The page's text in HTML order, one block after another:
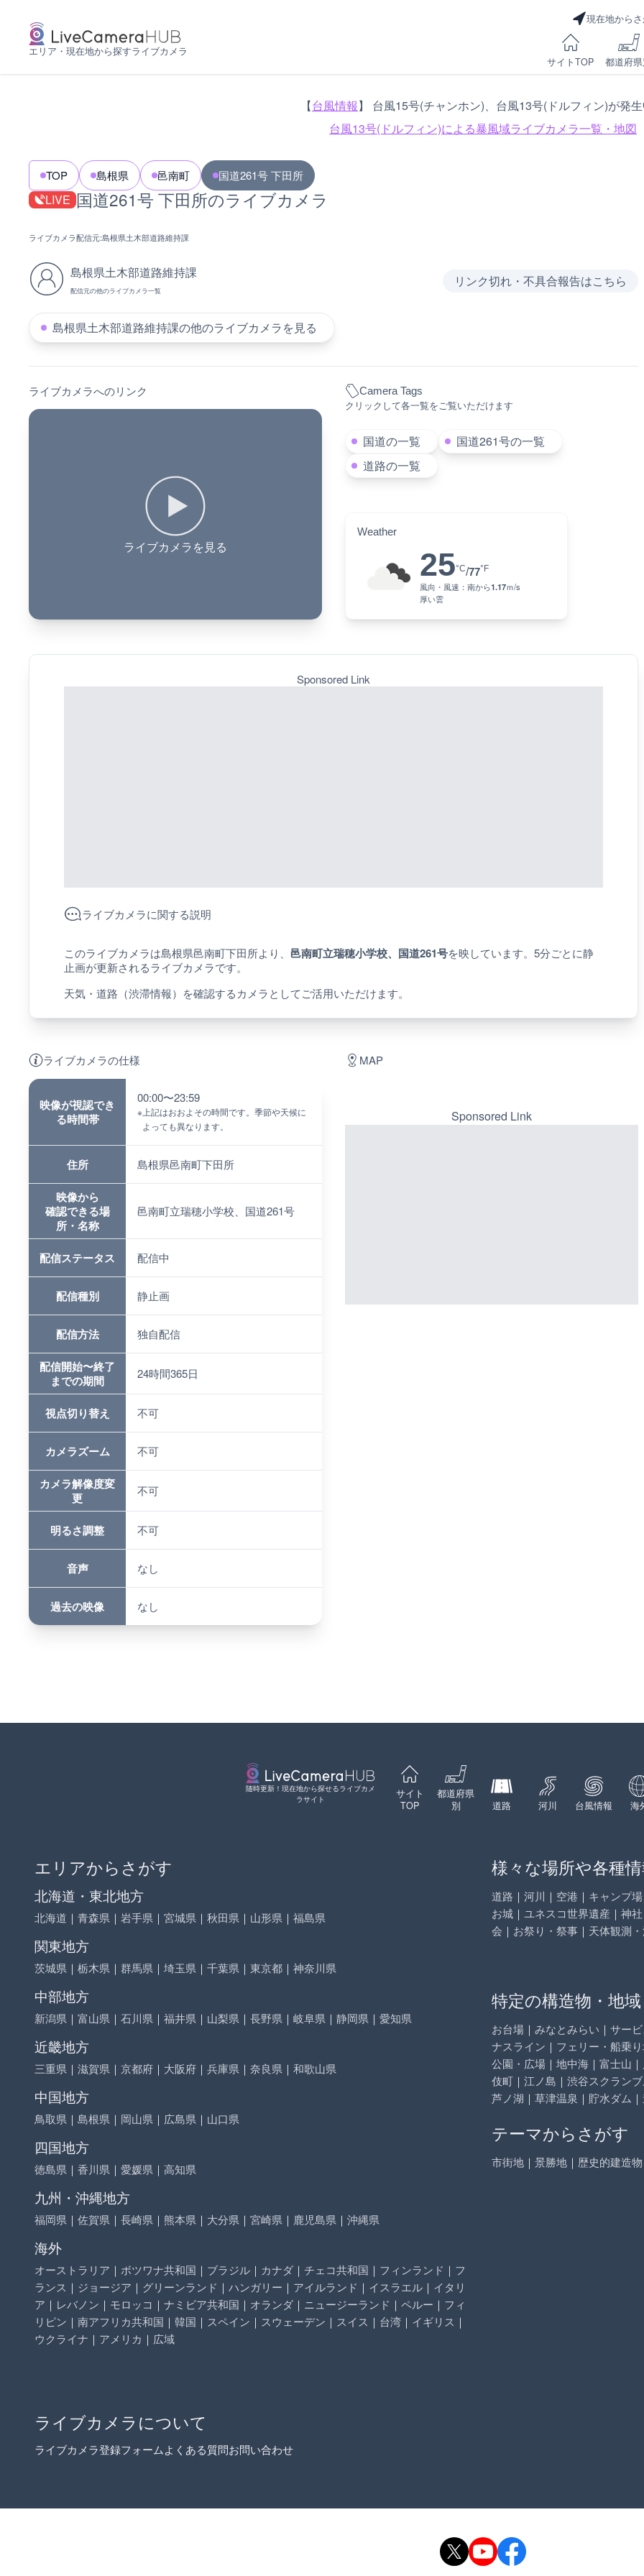
エリア・現在地から探すライブカメラ
現在地から
サイトTOP 都道府
【台風情報】 台風15号(チャンホン)、台風13号(ドルフィン)が発生
台風13号(ドルフィン)による暴風域ライブカメラ一覧・地図
TOP 島根県 邑南町 国道261号 下田所
LIVE 国道261号 下田所のライブカメラ
ライブカメラ配信元:島根県土木部道路維持課
島根県土木部道路維持課
配信元の他のライブカメラ一覧
リンク切れ・不具合報告はこちら
島根県土木部道路維持課の他のライブカメラを見る
ライブカメラへのリンク
ライブカメラを見る
Camera Tags
クリックして各一覧をご覧いただけます
国道の一覧
国道261号の一覧
道路の一覧
Weather
25°C/77°F
風向・風速： 南から1.17ｍ/s
厚い雲
Sponsored Link
ライブカメラに関する説明
このライブカメラは島根県邑南町下田所より、 邑南町立瑞穂小学校、国道261号を映しています。5分ごとに静
止画が更新されるライブカメラです。
天気・道路（渋滞情報）を確認するカメラとしてご活用いただけます。
ライブカメラの仕様
映像が視認でき
る時間帯
00:00〜23:59
※ 上記はおおよその時間です。季節や天候に
よっても異なります。
住所 島根県邑南町下田所
映像から
確認できる場
所・名称
邑南町立瑞穂小学校、国道261号
配信ステータス 配信中
配信種別 静止画
配信方法 独自配信
配信開始〜終了
までの期間
24時間365日
視点切り替え 不可
カメラズーム 不可
カメラ解像度変
更
不可
明るさ調整 不可
音声 なし
過去の映像 なし
MAP
Sponsored Link
随時更新！現在地から探せるライブカメ
ラサイト
サイト
TOP
都道府県
別
道路 河川 台風情報 海
エリアからさがす
北海道・東北地方
北海道 ｜ 青森県 ｜ 岩手県 ｜ 宮城県 ｜ 秋田県 ｜ 山形県 ｜ 福島県
関東地方
茨城県 ｜ 栃木県 ｜ 群馬県 ｜ 埼玉県 ｜ 千葉県 ｜ 東京都 ｜ 神奈川県
中部地方
新潟県 ｜ 富山県 ｜ 石川県 ｜ 福井県 ｜ 山梨県 ｜ 長野県 ｜ 岐阜県 ｜ 静岡県 ｜ 愛知県
近畿地方
三重県 ｜ 滋賀県 ｜ 京都府 ｜ 大阪府 ｜ 兵庫県 ｜ 奈良県 ｜ 和歌山県
中国地方
鳥取県 ｜ 島根県 ｜ 岡山県 ｜ 広島県 ｜ 山口県
四国地方
徳島県 ｜ 香川県 ｜ 愛媛県 ｜ 高知県
九州・沖縄地方
福岡県 ｜ 佐賀県 ｜ 長崎県 ｜ 熊本県 ｜ 大分県 ｜ 宮崎県 ｜ 鹿児島県 ｜ 沖縄県
海外
オーストラリア ｜ ボツワナ共和国 ｜ ブラジル ｜ カナダ ｜ チェコ共和国 ｜ フィンランド ｜ フ
ランス ｜ ジョージア ｜ グリーンランド ｜ ハンガリー ｜ アイルランド ｜ イスラエル ｜ イタリ
ア ｜ レバノン ｜ モロッコ ｜ ナミビア共和国 ｜ オランダ ｜ ニュージーランド ｜ ペルー ｜ フィ
リピン ｜ 南アフリカ共和国 ｜ 韓国 ｜ スペイン ｜ スウェーデン ｜ スイス ｜ 台湾 ｜ イギリス ｜
ウクライナ ｜ アメリカ ｜ 広域
様々な場所や各種
道路 ｜ 河川 ｜ 空港 ｜ キャンプ場
お城 ｜ ユネスコ世界遺産 ｜ 神社
会 ｜ お祭り・祭事 ｜ 天体観測
特定の構造物・地
お台場 ｜ みなとみらい ｜ サー
ナスライン ｜ フェリー・船乗
公園・広場 ｜ 地中海 ｜ 富士山 ｜
伎町 ｜ 江ノ島 ｜ 渋谷スクラン
芦ノ湖 ｜ 草津温泉 ｜ 貯水ダム ｜
テーマからさがす
市街地 ｜ 景勝地 ｜ 歴史的建造物
ライブカメラについて
ライブカメラ登録フォームよくある質問お問い合わせ